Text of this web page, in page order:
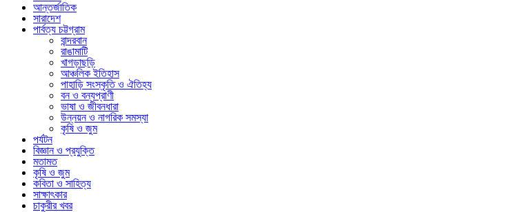
আন্তর্জাতিক
সারাদেশ
পার্বত্য চট্টগ্রাম
বান্দরবান
রাঙামাটি
খাগড়াছড়ি
আঞ্চলিক ইতিহাস
পাহাড়ি সংস্কৃতি ও ঐতিহ্য
বন ও বন্যপ্রাণী
ভাষা ও জীবনধারা
উন্নয়ন ও নাগরিক সমস্যা
কৃষি ও জুম
পর্যটন
বিজ্ঞান ও প্রযুক্তি
মতামত
কৃষি ও জুম
কবিতা ও সাহিত্য
সাক্ষাৎকার
চাকুরীর খবর